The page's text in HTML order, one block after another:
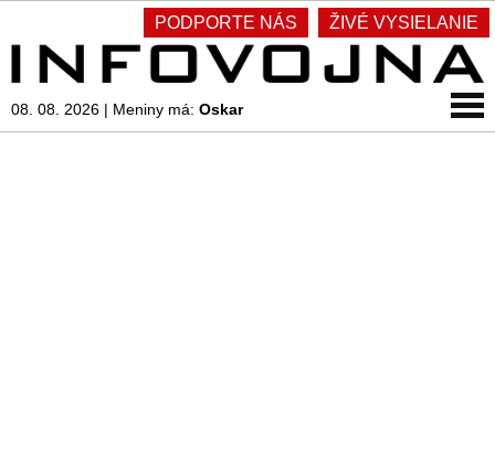
PODPORTE NÁS ŽIVÉ VYSIELANIE
08. 08. 2026 | Meniny má: Oskar